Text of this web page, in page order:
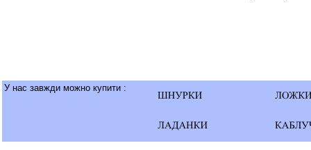
У нас завжди можно купити :